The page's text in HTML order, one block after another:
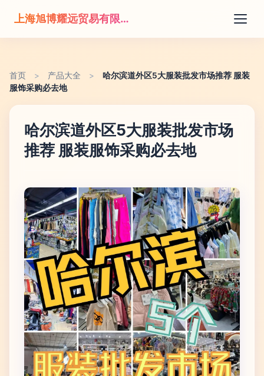
上海旭博耀远贸易有限公司
首页 > 产品大全 >
哈尔滨道外区5大服装批发市场推荐 服装
服饰采购必去地
哈尔滨道外区5大服装批发市场
推荐 服装服饰采购必去地